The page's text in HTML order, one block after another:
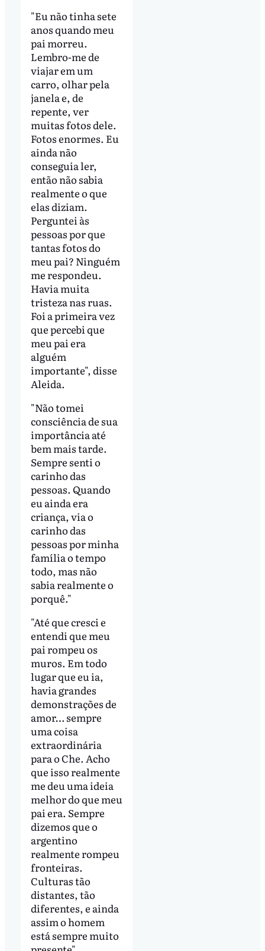
"Eu não tinha sete
anos quando meu
pai morreu.
Lembro-me de
viajar em um
carro, olhar pela
janela e, de
repente, ver
muitas fotos dele.
Fotos enormes. Eu
ainda não
conseguia ler,
então não sabia
realmente o que
elas diziam.
Perguntei às
pessoas por que
tantas fotos do
meu pai? Ninguém
me respondeu.
Havia muita
tristeza nas ruas.
Foi a primeira vez
que percebi que
meu pai era
alguém
importante", disse
Aleida.
"Não tomei
consciência de sua
importância até
bem mais tarde.
Sempre senti o
carinho das
pessoas. Quando
eu ainda era
criança, via o
carinho das
pessoas por minha
família o tempo
todo, mas não
sabia realmente o
porquê."
"Até que cresci e
entendi que meu
pai rompeu os
muros. Em todo
lugar que eu ia,
havia grandes
demonstrações de
amor… sempre
uma coisa
extraordinária
para o Che. Acho
que isso realmente
me deu uma ideia
melhor do que meu
pai era. Sempre
dizemos que o
argentino
realmente rompeu
fronteiras.
Culturas tão
distantes, tão
diferentes, e ainda
assim o homem
está sempre muito